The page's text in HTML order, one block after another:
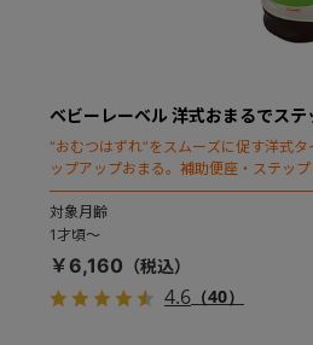
ベビーレーベル 洋式おまるでステ
“おむつはずれ”をスムーズに促す洋式タ
ップアップおまる。補助便座・ステップ
使えます。
対象月齢
1才頃～
￥6,160
4.6（40）